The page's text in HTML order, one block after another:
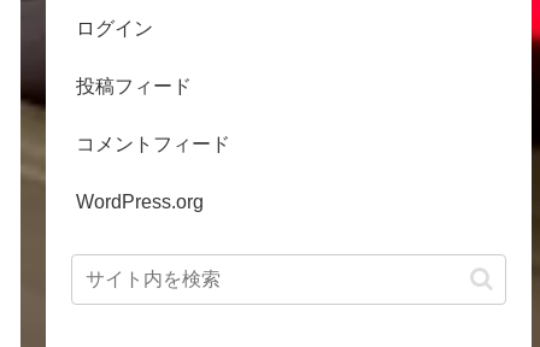
ログイン
投稿フィード
コメントフィード
WordPress.org